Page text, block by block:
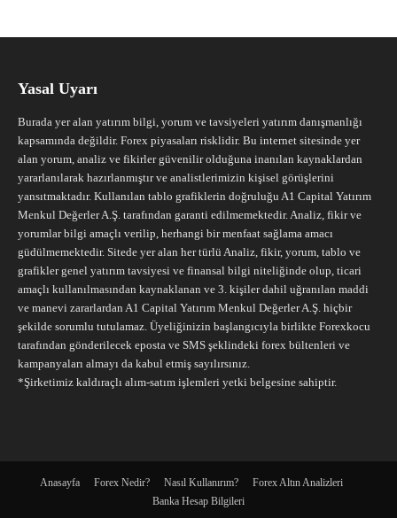
Yasal Uyarı
Burada yer alan yatırım bilgi, yorum ve tavsiyeleri yatırım danışmanlığı
kapsamında değildir. Forex piyasaları risklidir. Bu internet sitesinde yer
alan yorum, analiz ve fikirler güvenilir olduğuna inanılan kaynaklardan
yararlanılarak hazırlanmıştır ve analistlerimizin kişisel görüşlerini
yansıtmaktadır. Kullanılan tablo grafiklerin doğruluğu A1 Capital Yatırım
Menkul Değerler A.Ş. tarafından garanti edilmemektedir. Analiz, fikir ve
yorumlar bilgi amaçlı verilip, herhangi bir menfaat sağlama amacı
güdülmemektedir. Sitede yer alan her türlü Analiz, fikir, yorum, tablo ve
grafikler genel yatırım tavsiyesi ve finansal bilgi niteliğinde olup, ticari
amaçlı kullanılmasından kaynaklanan ve 3. kişiler dahil uğranılan maddi
ve manevi zararlardan A1 Capital Yatırım Menkul Değerler A.Ş. hiçbir
şekilde sorumlu tutulamaz. Üyeliğinizin başlangıcıyla birlikte Forexkocu
tarafından gönderilecek eposta ve SMS şeklindeki forex bültenleri ve
kampanyaları almayı da kabul etmiş sayılırsınız.
*Şirketimiz kaldıraçlı alım-satım işlemleri yetki belgesine sahiptir.
Anasayfa Forex Nedir? Nasıl Kullanırım?
Forex Altın Analizleri
Banka Hesap Bilgileri